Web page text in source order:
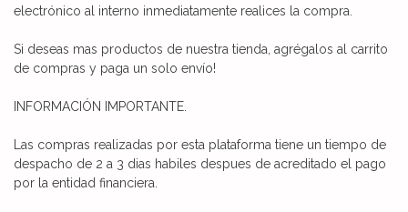
electrónico al interno inmediatamente realices la compra.
Si deseas mas productos de nuestra tienda, agrégalos al carrito
de compras y paga un solo envío!
INFORMACIÓN IMPORTANTE.
Las compras realizadas por esta plataforma tiene un tiempo de
despacho de 2 a 3 dias habiles despues de acreditado el pago
por la entidad financiera.